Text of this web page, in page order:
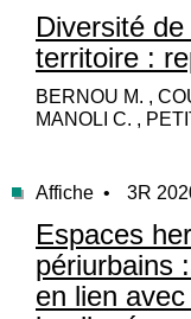
Diversité de
territoire :
BERNOU M. ,
MANOLI C. ,
Affiche • 3R
Espaces
périurbains
en lien